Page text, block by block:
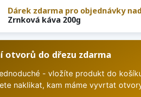
Dárek zdarma pro objednávky nad
Zrnková káva 200g
otvorů do dřezu zdarma
- vložíte produkt do
naklikat, kam máme vyvrtat